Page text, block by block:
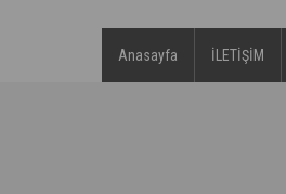
Anasayfa İLETİŞİM